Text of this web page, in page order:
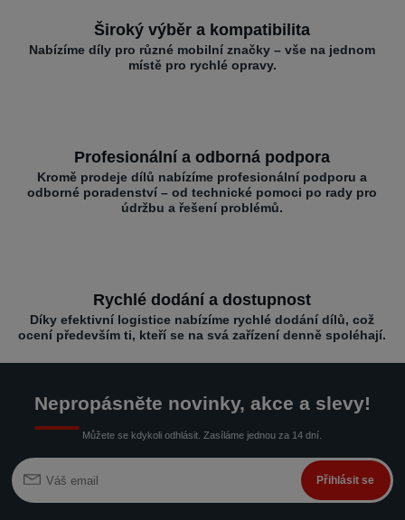
Široký výběr a kompatibilita
Nabízíme díly pro různé mobilní značky – vše na jednom
místě pro rychlé opravy.
Profesionální a odborná podpora
Kromě prodeje dílů nabízíme profesionální podporu a
odborné poradenství – od technické pomoci po rady pro
údržbu a řešení problémů.
Rychlé dodání a dostupnost
Díky efektivní logistice nabízíme rychlé dodání dílů, což
ocení především ti, kteří se na svá zařízení denně spoléhají.
Nepropásněte novinky, akce a slevy!
Můžete se kdykoli odhlásit. Zasíláme jednou za 14 dní.
Přihlásit se